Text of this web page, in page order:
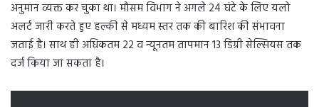
अनुमान व्यक्त कर चुका था। मौसम विभाग ने अगले 24 घंटे के लिए यलो
अलर्ट जारी करते हुए हल्की से मध्यम स्तर तक की बारिश की संभावना
जताई है। साथ ही अधिकतम 22 व न्यूनतम तापमान 13 डिग्री सेल्सियस तक
दर्ज किया जा सकता है।